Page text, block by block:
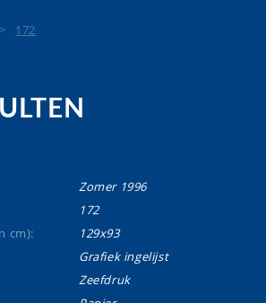
172
Zomer 1996
172
cm):
129x93
Grafiek ingelijst
Zeefdruk